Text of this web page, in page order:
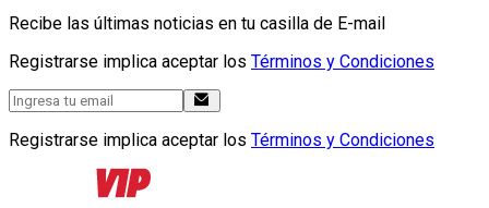
Recibe las últimas noticias en tu casilla de E-mail
Registrarse implica aceptar los Términos y Condiciones
Registrarse implica aceptar los Términos y Condiciones